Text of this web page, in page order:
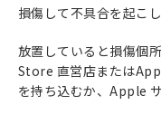
損傷して不具合を起こ
放置していると損傷個
Store 直営店または
を持ち込むか、Apple